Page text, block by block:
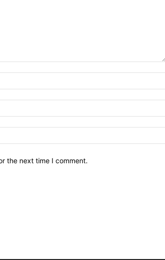
the next time I comment.